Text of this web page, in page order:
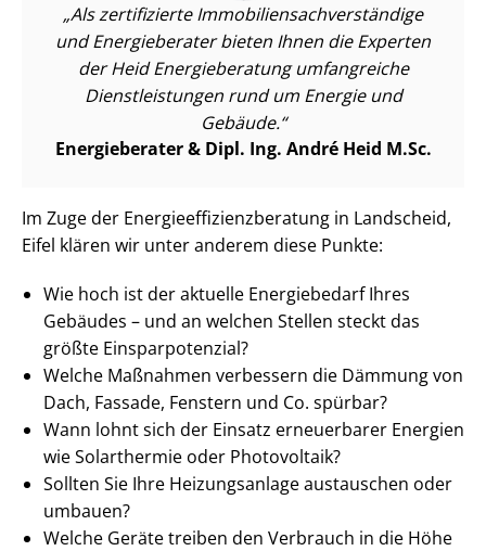
Als zertifizierte Im­mo­bi­li­en­sach­ver­stän­di­ge
und Energieberater bieten Ihnen die Experten
der Heid Energieberatung umfangreiche
Dienst­leis­tun­gen rund um Energie und
Gebäude.
Energieberater & Dipl. Ing. André Heid M.Sc.
Im Zuge der En­er­gie­ef­fi­zi­enz­be­ra­tung in Landscheid,
Eifel klären wir unter anderem diese Punkte:
Wie hoch ist der aktuelle Energiebedarf Ihres
Gebäudes – und an welchen Stellen steckt das
größte Ein­spar­po­ten­zi­al?
Welche Maßnahmen verbessern die Dämmung von
Dach, Fassade, Fenstern und Co. spürbar?
Wann lohnt sich der Einsatz erneuerbarer Energien
wie Solarthermie oder Photovoltaik?
Sollten Sie Ihre Heizungsanlage austauschen oder
umbauen?
Welche Geräte treiben den Verbrauch in die Höhe